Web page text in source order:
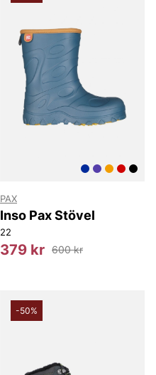
PAX
Inso Pax Stövel
22
379 kr 600 kr
-50%